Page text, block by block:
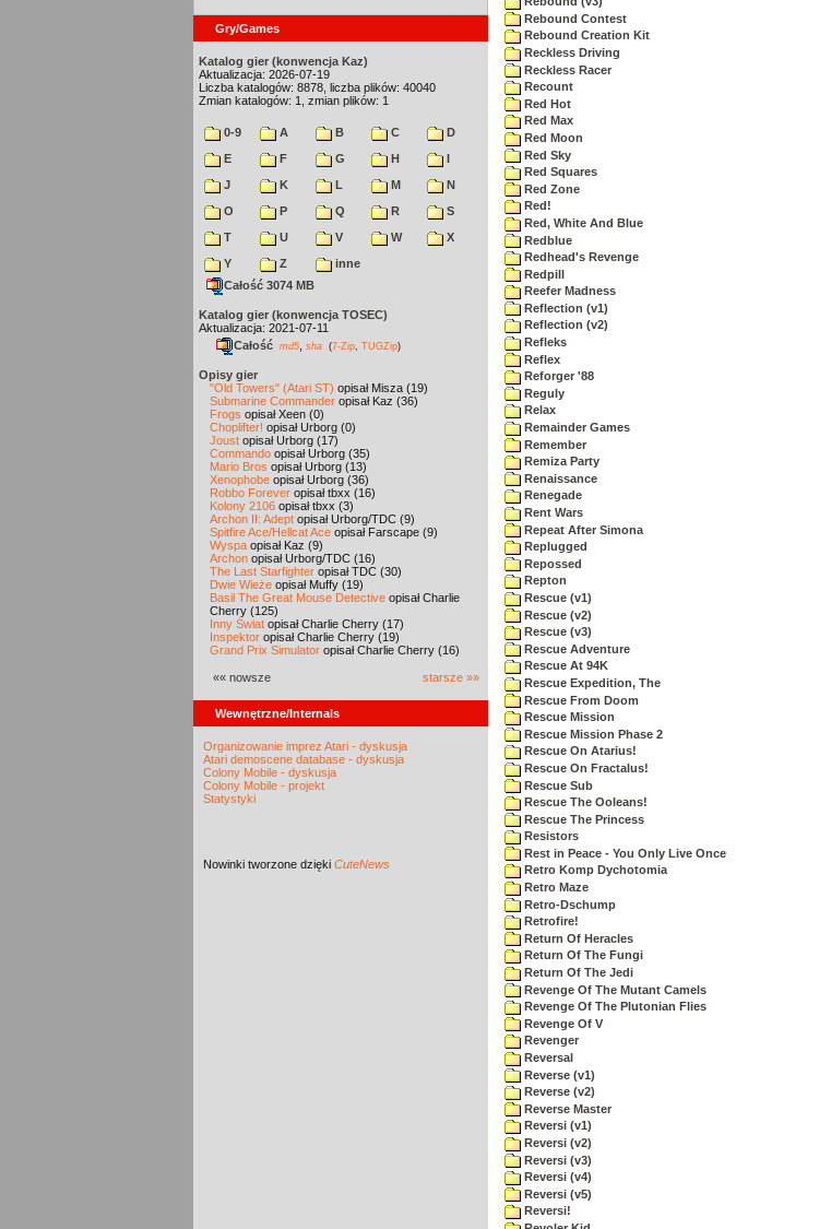
Gry/Games
Katalog gier (konwencja Kaz)
Aktualizacja: 2026-07-19
Liczba katalogów: 8878, liczba plików: 40040
Zmian katalogów: 1, zmian plików: 1
0-9 A B C
D
E
F G H
I
J
K L M
N
O
P Q R
S
T
U V W
X
Y
Z
inne
Całość 3074 MB
Katalog gier (konwencja TOSEC)
Aktualizacja: 2021-07-11
Całość md5 sha (7-Zip TUGZip)
Opisy gier
"Old Towers" (Atari ST) opisał Misza (19)
Submarine Commander opisał Kaz (36)
Frogs opisał Xeen (0)
Choplifter! opisał Urborg (0)
Joust opisał Urborg (17)
Commando opisał Urborg (35)
Mario Bros opisał Urborg (13)
Xenophobe opisał Urborg (36)
Robbo Forever opisał tbxx (16)
Kolony 2106 opisał tbxx (3)
Archon II: Adept opisał Urborg/TDC (9)
Spitfire Ace/Hellcat Ace opisał Farscape (9)
Wyspa opisał Kaz (9)
Archon opisał Urborg/TDC (16)
The Last Starfighter opisał TDC (30)
Dwie Wieże opisał Muffy (19)
Basil The Great Mouse Detective opisał Charlie
Cherry (125)
Inny Świat opisał Charlie Cherry (17)
Inspektor opisał Charlie Cherry (19)
Grand Prix Simulator opisał Charlie Cherry (16)
«« nowsze starsze »»
Wewnętrzne/Internals
Organizowanie imprez Atari - dyskusja
Atari demoscene database - dyskusja
Colony Mobile - dyskusja
Colony Mobile - projekt
Statystyki
Nowinki tworzone dzięki CuteNews
Rebound Contest
Rebound Creation Kit
Reckless Driving
Reckless Racer
Recount
Red Hot
Red Max
Red Moon
Red Sky
Red Squares
Red Zone
Red!
Red, White And Blue
Redblue
Redhead's Revenge
Redpill
Reefer Madness
Reflection (v1)
Reflection (v2)
Refleks
Reflex
Reforger '88
Reguly
Relax
Remainder Games
Remember
Remiza Party
Renaissance
Renegade
Rent Wars
Repeat After Simona
Replugged
Repossed
Repton
Rescue (v1)
Rescue (v2)
Rescue (v3)
Rescue Adventure
Rescue At 94K
Rescue Expedition, The
Rescue From Doom
Rescue Mission
Rescue Mission Phase 2
Rescue On Atarius!
Rescue On Fractalus!
Rescue Sub
Rescue The Ooleans!
Rescue The Princess
Resistors
Rest in Peace - You Only Live Once
Retro Komp Dychotomia
Retro Maze
Retro-Dschump
Retrofire!
Return Of Heracles
Return Of The Fungi
Return Of The Jedi
Revenge Of The Mutant Camels
Revenge Of The Plutonian Flies
Revenge Of V
Revenger
Reversal
Reverse (v1)
Reverse (v2)
Reverse Master
Reversi (v1)
Reversi (v2)
Reversi (v3)
Reversi (v4)
Reversi (v5)
Reversi!